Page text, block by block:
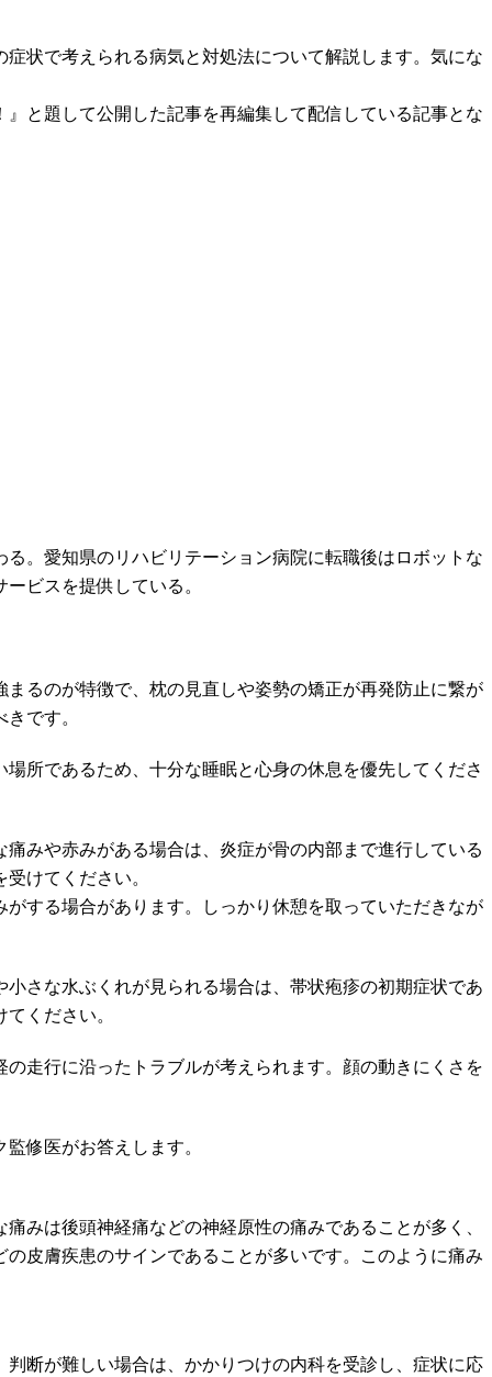
状で考えられる病気と対処法について解説します。気にな
と題して公開した記事を再編集して配信している記事とな
。愛知県のリハビリテーション病院に転職後はロボットな
ビスを提供している。
るのが特徴で、枕の見直しや姿勢の矯正が再発防止に繋が
です。
所であるため、十分な睡眠と心身の休息を優先してくださ
みや赤みがある場合は、炎症が骨の内部まで進行している
けてください。
する場合があります。しっかり休憩を取っていただきなが
さな水ぶくれが見られる場合は、帯状疱疹の初期症状であ
ください。
走行に沿ったトラブルが考えられます。顔の動きにくさを
修医がお答えします。
みは後頭神経痛などの神経原性の痛みであることが多く、
皮膚疾患のサインであることが多いです。このように痛み
断が難しい場合は、かかりつけの内科を受診し、症状に応